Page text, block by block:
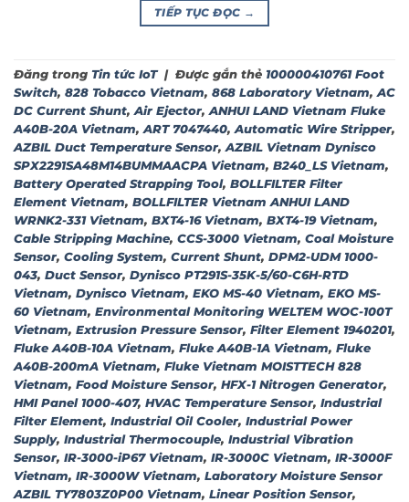
TIẾP TỤC ĐỌC →
Đăng trong Tin tức IoT | Được gắn thẻ 100000410761 Foot
Switch, 828 Tobacco Vietnam, 868 Laboratory Vietnam, AC
DC Current Shunt, Air Ejector, ANHUI LAND Vietnam Fluke
A40B-20A Vietnam, ART 7047440, Automatic Wire Stripper,
AZBIL Duct Temperature Sensor, AZBIL Vietnam Dynisco
SPX2291SA48M14BUMMAACPA Vietnam, B240_LS Vietnam,
Battery Operated Strapping Tool, BOLLFILTER Filter
Element Vietnam, BOLLFILTER Vietnam ANHUI LAND
WRNK2-331 Vietnam, BXT4-16 Vietnam, BXT4-19 Vietnam,
Cable Stripping Machine, CCS-3000 Vietnam, Coal Moisture
Sensor, Cooling System, Current Shunt, DPM2-UDM 1000-
043, Duct Sensor, Dynisco PT291S-35K-5/60-C6H-RTD
Vietnam, Dynisco Vietnam, EKO MS-40 Vietnam, EKO MS-
60 Vietnam, Environmental Monitoring WELTEM WOC-100T
Vietnam, Extrusion Pressure Sensor, Filter Element 1940201,
Fluke A40B-10A Vietnam, Fluke A40B-1A Vietnam, Fluke
A40B-200mA Vietnam, Fluke Vietnam MOISTTECH 828
Vietnam, Food Moisture Sensor, HFX-1 Nitrogen Generator,
HMI Panel 1000-407, HVAC Temperature Sensor, Industrial
Filter Element, Industrial Oil Cooler, Industrial Power
Supply, Industrial Thermocouple, Industrial Vibration
Sensor, IR-3000-iP67 Vietnam, IR-3000C Vietnam, IR-3000F
Vietnam, IR-3000W Vietnam, Laboratory Moisture Sensor
AZBIL TY7803Z0P00 Vietnam, Linear Position Sensor,